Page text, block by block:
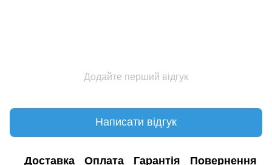
Додайте перший відгук
Написати відгук
Доставка Оплата Гарантія Повернення